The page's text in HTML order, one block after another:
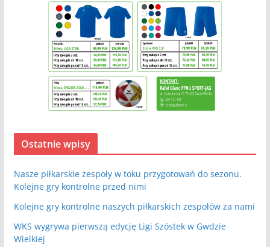
Ostatnie wpisy
Nasze piłkarskie zespoły w toku przygotowań do sezonu.
Kolejne gry kontrolne przed nimi
Kolejne gry kontrolne naszych piłkarskich zespołów za nami
WKS wygrywa pierwszą edycję Ligi Szóstek w Gwdzie
Wielkiej